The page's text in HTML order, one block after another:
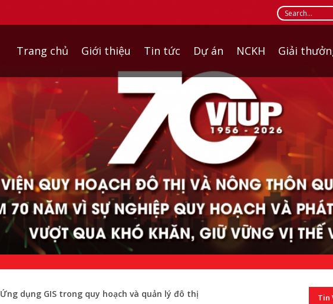
Trang chủ Giới thiệu Tin tức Dự án NCKH Giải
Ứng dụng GIS trong quy hoạch và quản lý đô thị Tin